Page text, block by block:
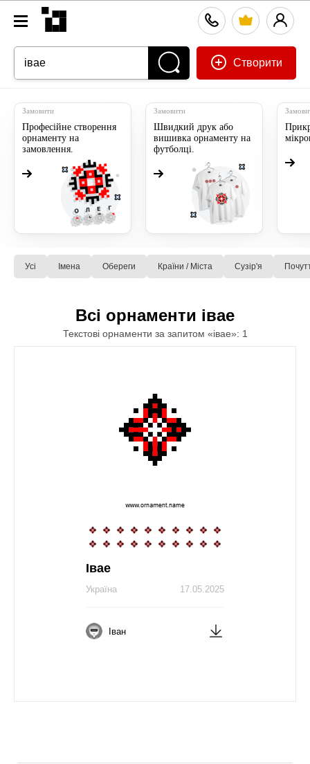
Створити
Замовити
Професійне створення
орнаменту на
замовлення.
Замовити
Швидкий друк або
вишивка орнаменту на
футболці.
Усі Імена Обереги Країни / Міста Сузiр'я
Всі орнаменти івае
Текстові орнаменти за запитом «івае»: 1
Івае
17.05.2025
Україна
Іван